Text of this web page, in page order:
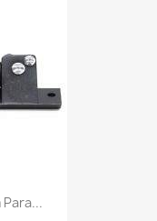
Para...